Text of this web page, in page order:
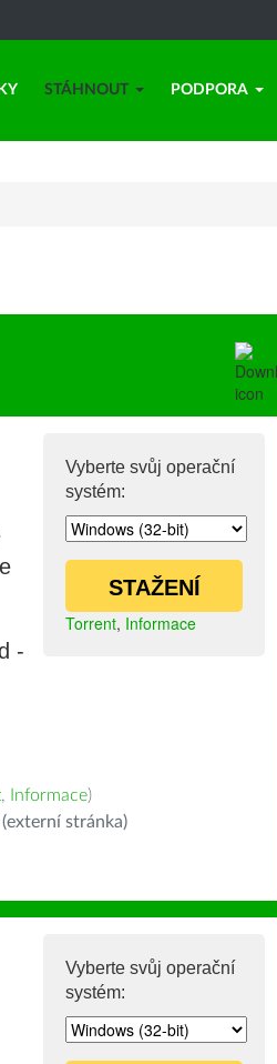
STÁHNOUT PODPORA
Vyberte svůj operační
systém:
STAŽENÍ
Torrent, Informace
-
, Informace)
stránka)
Vyberte svůj operační
systém: